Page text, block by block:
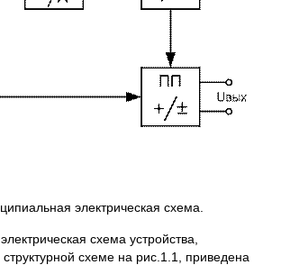
электрическая схема.
схема устройства,
схеме на рис.1.1, приведена